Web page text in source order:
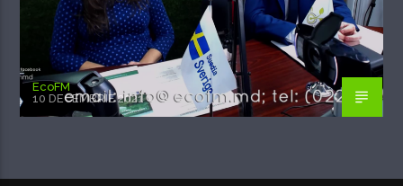
EcoFM
10 DECEMBRIE 2021